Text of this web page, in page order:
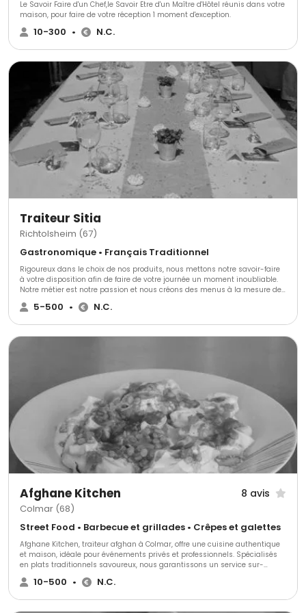
Le Savoir Faire d'un Chef,le Savoir Etre d'un Maître d'Hôtel réunis dans votre
maison, pour faire de votre réception 1 moment d'exception.
10-300 • N.C.
Traiteur Sitia
Richtolsheim (67)
Gastronomique • Français Traditionnel
Rigoureux dans le choix de nos produits, nous mettons notre savoir-faire
à votre disposition afin de faire de votre journée un moment inoubliable.
Notre métier est notre passion et nous créons des menus à la mesure de
vos envies.
5-500 • N.C.
Afghane Kitchen 8 avis
Colmar (68)
Street Food • Barbecue et grillades • Crêpes et galettes
Afghane Kitchen, traiteur afghan à Colmar, offre une cuisine authentique
et maison, idéale pour événements privés et professionnels. Spécialisés
en plats traditionnels savoureux, nous garantissons un service sur-
mesure et une flexibilité remarquable. Notre objectif est de transformer
chaque événement en une expérience culinaire unique et mémorable.
10-500 • N.C.